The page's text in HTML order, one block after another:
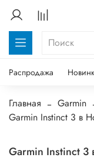
Распродажа
Главная Garmin
Garmin Instinct 3 в
Garmin Instinct 3